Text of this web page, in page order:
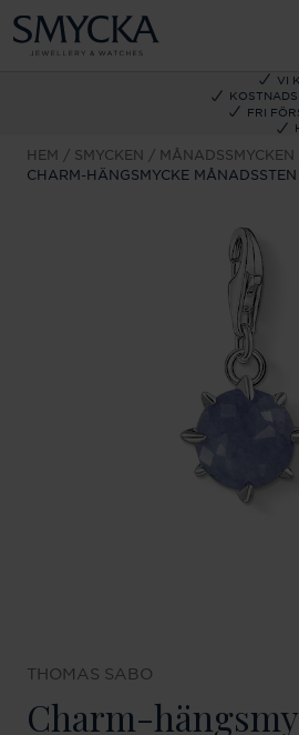
VI
FRI
HEM SMYCKEN
MÅNADSSMYCKEN
CHARM-HÄNGSMYCKE MÅNADSSTEN
THOMAS SABO
Charm-